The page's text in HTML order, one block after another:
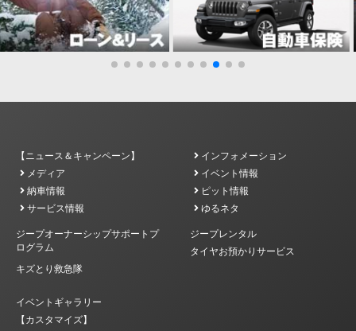
【ニュース＆キャンペーン】
インフォメーション
メディア
イベント情報
納車情報
ピット情報
サービス情報
ゆるネタ
ジープオーナーシップサポートプ
ログラム
ジープレンタル
タイヤお預かりサービス
キズとり救急隊
イベントギャラリー
【カスタマイズ】